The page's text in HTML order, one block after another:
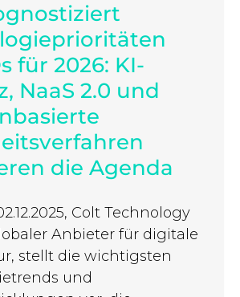
für 2026: KI-
NaaS 2.0 und
die Agenda
Colt Technology
Anbieter für digitale
stellt die wichtigsten
und